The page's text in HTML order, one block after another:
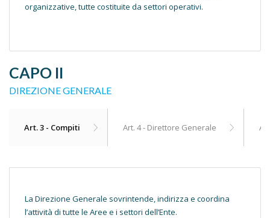
organizzative, tutte costituite da settori operativi.
CAPO II
DIREZIONE GENERALE
Art. 3 - Compiti Art. 4 - Direttore Generale
La Direzione Generale sovrintende, indirizza e coordina
l’attività di tutte le Aree e i settori dell’Ente.